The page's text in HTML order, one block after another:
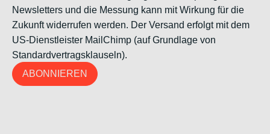
Newsletters und die Messung kann mit Wirkung für die
Zukunft widerrufen werden. Der Versand erfolgt mit dem
US-Dienstleister MailChimp (auf Grundlage von
Standardvertragsklauseln).
ABONNIEREN